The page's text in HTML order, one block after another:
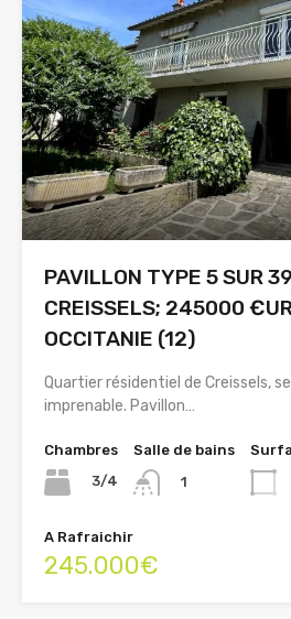
PAVILLON TYPE 5 SUR
CREISSELS; 245000
OCCITANIE (12)
Quartier résidentiel de Creissels,
imprenable. Pavillon…
Chambres
3/4
Salle de bains
1
A Rafraichir
245.000€